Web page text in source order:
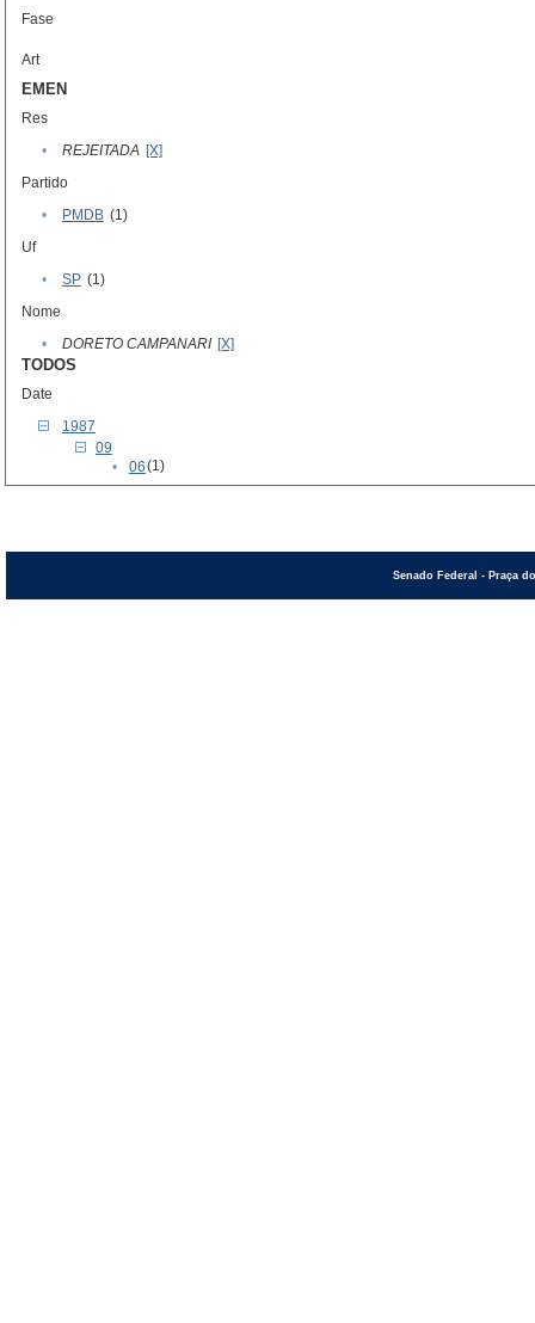
Fase
Art
EMEN
Res
•
REJEITADA [X]
Partido
•
PMDB (1)
Uf
•
SP (1)
Nome
•
DORETO CAMPANARI [X]
TODOS
Date
1987
09
•
06(1)
Senado Federal - Praça